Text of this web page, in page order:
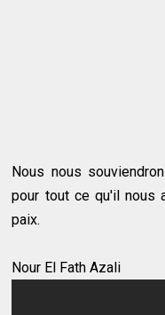
Nous nous
pour tout ce qu'il nous
paix.
Nour El Fath Azali